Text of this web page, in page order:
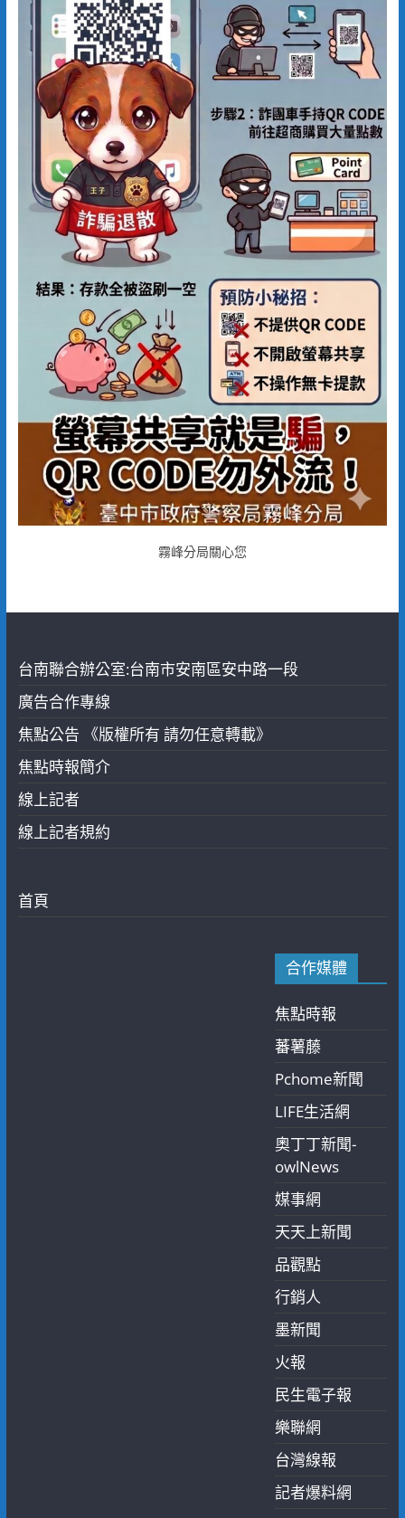
霧峰分局關心您
台南聯合辦公室:台南市安南區安中路一段
廣告合作專線
焦點公告 《版權所有 請勿任意轉載》
焦點時報簡介
線上記者
線上記者規約
首頁
合作媒體
焦點時報
蕃薯藤
Pchome新聞
LIFE生活網
奧丁丁新聞-
owlNews
媒事網
天天上新聞
品觀點
行銷人
墨新聞
火報
民生電子報
樂聯網
台灣線報
記者爆料網